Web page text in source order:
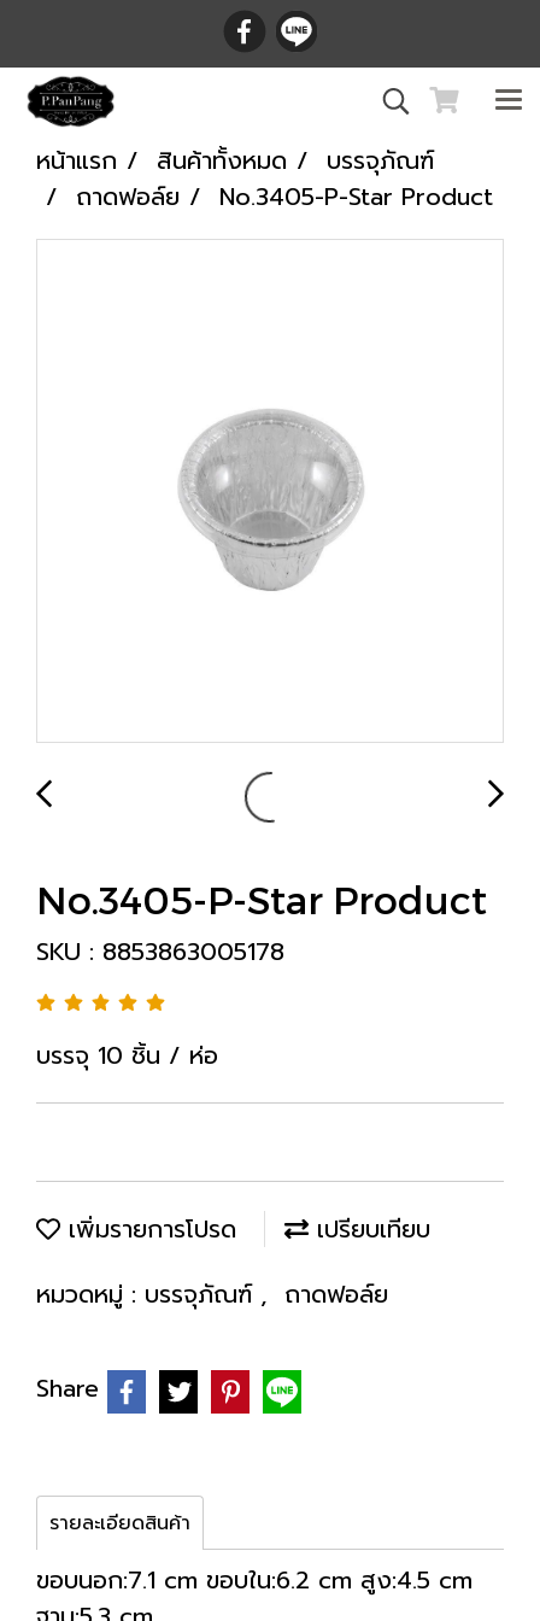
หน้าแรก สินค้าทั้งหมด
บรรจุภัณฑ์
ถาดฟอล์ย
No.3405-P-Star Product
No.3405-P-Star Product
SKU : 8853863005178
บรรจุ 10 ชิ้น / ห่อ
เพิ่มรายการโปรด
เปรียบเทียบ
หมวดหมู่ : บรรจุภัณฑ์ , ถาดฟอล์ย
Share
รายละเอียดสินค้า
ขอบนอก:7.1 cm ขอบใน:6.2 cm สูง:4.5 cm